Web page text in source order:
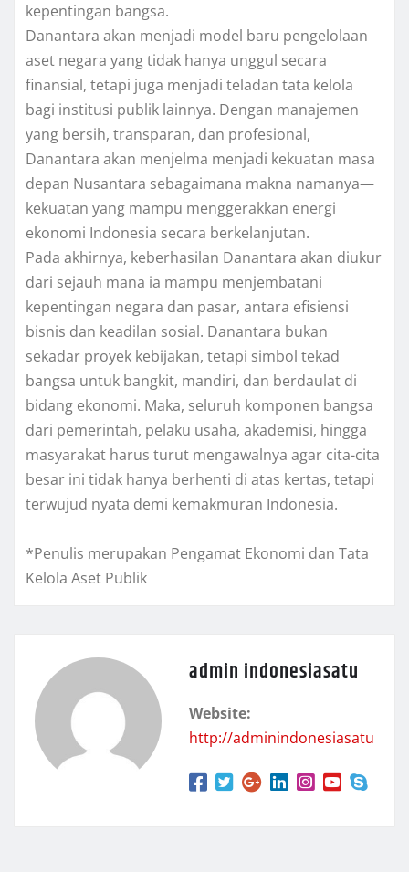
kepentingan bangsa.
Danantara akan menjadi model baru pengelolaan
aset negara yang tidak hanya unggul secara
finansial, tetapi juga menjadi teladan tata kelola
bagi institusi publik lainnya. Dengan manajemen
yang bersih, transparan, dan profesional,
Danantara akan menjelma menjadi kekuatan masa
depan Nusantara sebagaimana makna namanya—
kekuatan yang mampu menggerakkan energi
ekonomi Indonesia secara berkelanjutan.
Pada akhirnya, keberhasilan Danantara akan diukur
dari sejauh mana ia mampu menjembatani
kepentingan negara dan pasar, antara efisiensi
bisnis dan keadilan sosial. Danantara bukan
sekadar proyek kebijakan, tetapi simbol tekad
bangsa untuk bangkit, mandiri, dan berdaulat di
bidang ekonomi. Maka, seluruh komponen bangsa
dari pemerintah, pelaku usaha, akademisi, hingga
masyarakat harus turut mengawalnya agar cita-cita
besar ini tidak hanya berhenti di atas kertas, tetapi
terwujud nyata demi kemakmuran Indonesia.
*Penulis merupakan Pengamat Ekonomi dan Tata
Kelola Aset Publik
admin indonesiasatu
Website:
http://adminindonesiasatu